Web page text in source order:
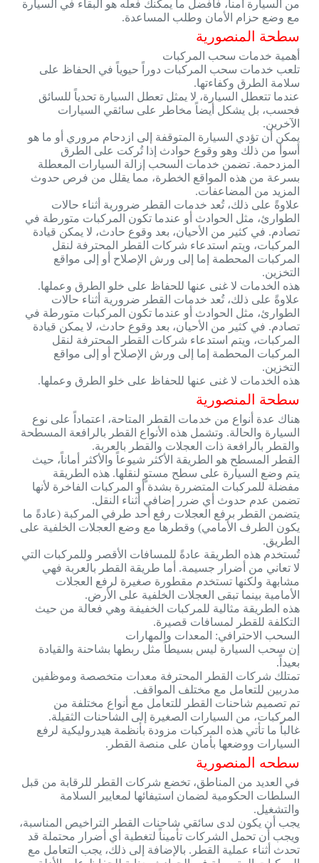
من السيارة آمناً، فأفضل ما يمكنك فعله هو البقاء في السيارة
مع وضع حزام الأمان وطلب المساعدة.
سطحة المنصورية
أهمية خدمات سحب المركبات
تلعب خدمات سحب المركبات دوراً حيوياً في الحفاظ على
سلامة الطرق وكفاءتها.
عندما تتعطل السيارة، لا يمثل تعطل السيارة تحدياً للسائق
فحسب، بل يشكل أيضاً مخاطر على سائقي السيارات
الآخرين.
يمكن أن تؤدي السيارة المتوقفة إلى ازدحام مروري أو ما هو
أسوأ من ذلك وهو وقوع حوادث إذا تُركت على الطرق
المزدحمة. تضمن خدمات السحب إزالة السيارات المعطلة
بسرعة من هذه المواقع الخطرة، مما يقلل من فرص حدوث
المزيد من المضاعفات.
علاوةً على ذلك، تُعد خدمات القطر ضرورية أثناء حالات
الطوارئ، مثل الحوادث أو عندما تكون المركبات متورطة في
تصادم. في كثير من الأحيان، بعد وقوع حادث، لا يمكن قيادة
المركبات، ويتم استدعاء شركات القطر المحترفة لنقل
المركبات المحطمة إما إلى ورش الإصلاح أو إلى مواقع
التخزين.
هذه الخدمات لا غنى عنها للحفاظ على خلو الطرق وعملها.
علاوةً على ذلك، تُعد خدمات القطر ضرورية أثناء حالات
الطوارئ، مثل الحوادث أو عندما تكون المركبات متورطة في
تصادم. في كثير من الأحيان، بعد وقوع حادث، لا يمكن قيادة
المركبات، ويتم استدعاء شركات القطر المحترفة لنقل
المركبات المحطمة إما إلى ورش الإصلاح أو إلى مواقع
التخزين.
هذه الخدمات لا غنى عنها للحفاظ على خلو الطرق وعملها.
سطحة المنصورية
هناك عدة أنواع من خدمات القطر المتاحة، اعتماداً على نوع
السيارة والحالة. وتشمل هذه الأنواع القطر بالرافعة المسطحة
والقطر بالرافعة ذات العجلات والقطر بالعربة.
القطر المسطح هو الطريقة الأكثر شيوعاً والأكثر أماناً، حيث
يتم وضع السيارة على سطح مستوٍ لنقلها. هذه الطريقة
مفضلة للمركبات المتضررة بشدة أو المركبات الفاخرة لأنها
تضمن عدم حدوث أي ضرر إضافي أثناء النقل.
يتضمن القطر برفع العجلات رفع أحد طرفي المركبة (عادةً ما
يكون الطرف الأمامي) وقطرها مع وضع العجلات الخلفية على
الطريق.
تُستخدم هذه الطريقة عادةً للمسافات الأقصر وللمركبات التي
لا تعاني من أضرار جسيمة. أما طريقة القطر بالعربة فهي
مشابهة ولكنها تستخدم مقطورة صغيرة لرفع العجلات
الأمامية بينما تبقى العجلات الخلفية على الأرض.
هذه الطريقة مثالية للمركبات الخفيفة وهي فعالة من حيث
التكلفة للقطر لمسافات قصيرة.
السحب الاحترافي: المعدات والمهارات
إن سحب السيارة ليس بسيطاً مثل ربطها بشاحنة والقيادة
بعيداً.
تمتلك شركات القطر المحترفة معدات متخصصة وموظفين
مدربين للتعامل مع مختلف المواقف.
تم تصميم شاحنات القطر للتعامل مع أنواع مختلفة من
المركبات، من السيارات الصغيرة إلى الشاحنات الثقيلة.
غالباً ما تأتي هذه المركبات مزودة بأنظمة هيدروليكية لرفع
السيارات ووضعها بأمان على منصة القطر.
سطحه المنصورية
في العديد من المناطق، تخضع شركات القطر للرقابة من قبل
السلطات الحكومية لضمان استيفائها لمعايير السلامة
والتشغيل.
يجب أن يكون لدى سائقي شاحنات القطر التراخيص المناسبة،
ويجب أن تحمل الشركات تأميناً لتغطية أي أضرار محتملة قد
تحدث أثناء عملية القطر. بالإضافة إلى ذلك، يجب التعامل مع